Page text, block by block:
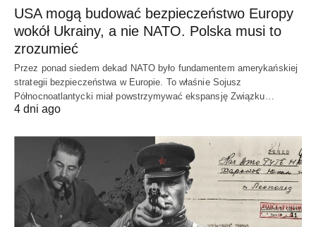
USA mogą budować bezpieczeństwo Europy
wokół Ukrainy, a nie NATO. Polska musi to
zrozumieć
Przez ponad siedem dekad NATO było fundamentem amerykańskiej
strategii bezpieczeństwa w Europie. To właśnie Sojusz
Północnoatlantycki miał powstrzymywać ekspansję Związku…
4 dni ago